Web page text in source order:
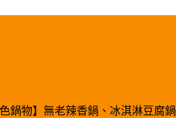
鍋物】無老辣香鍋、冰淇淋豆腐